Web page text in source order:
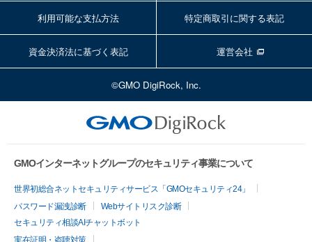
利用可能な支払方法 特定商取引に関する表記
資金決済法に基づく表記 運営会社
©GMO DigiRock, Inc.
GMOインターネットグループのセキュリティ事業について
世界初総合ネットセキュリティサービス「GMOセキュリティ24」
パスワード漏洩診断
Webサイトリスク診断
セキュリティ相談AIチャットボット
実在証明・盗聴対策